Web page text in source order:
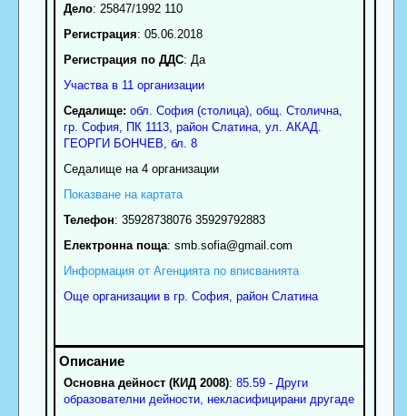
Дело: 25847/1992 110
Регистрация: 05.06.2018
Регистрация по ДДС: Да
Участва в 11 организации
Седалище: обл. София (столица), общ. Столична,
гр. София, ПК 1113, район Слатина, ул. АКАД.
ГЕОРГИ БОНЧЕВ, бл. 8
Седалище на 4 организации
Показване на картата
Телефон: 35928738076 35929792883
Електронна поща: smb.sofia@gmail.com
Информация от Агенцията по вписванията
Още организации в гр. София, район Слатина
Основна дейност (КИД 2008): 85.59 - Други
образователни дейности, некласифицирани другаде